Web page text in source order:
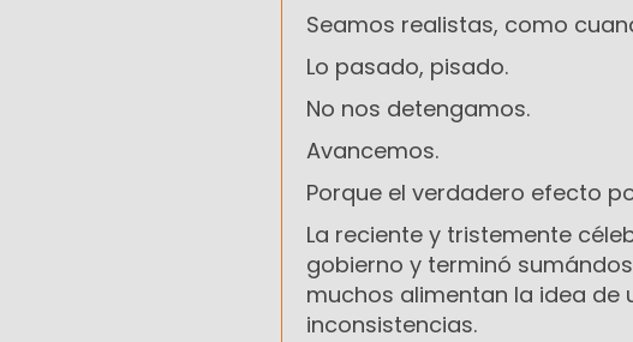
Seamos realistas, como
Lo pasado, pisado.
No nos detengamos.
Avancemos.
Porque el verdadero efecto
La reciente y tristemente
gobierno y terminó
muchos alimentan la idea
inconsistencias.